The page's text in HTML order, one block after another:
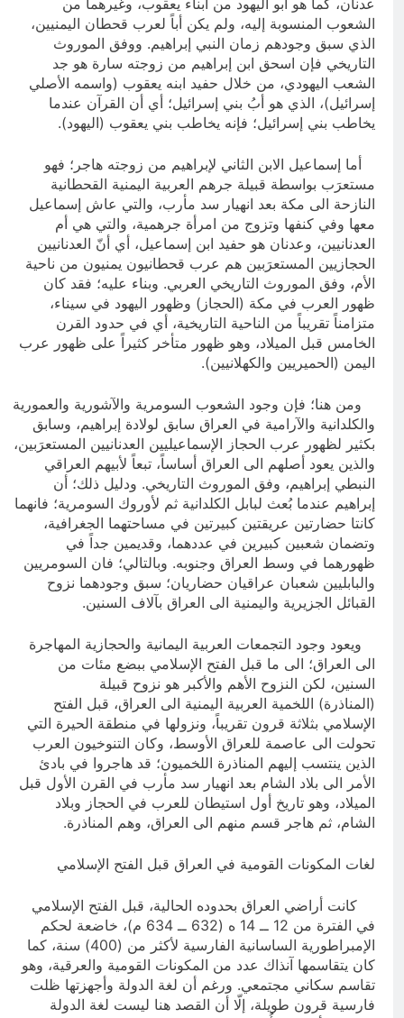
عدنان، كما هو أبو اليهود من أبناء يعقوب، وغيرهما من
الشعوب المنسوبة إليه، ولم يكن أباً لعرب قحطان اليمنيين،
الذي سبق وجودهم زمان النبي إبراهيم. ووفق الموروث
التاريخي فإن اسحق ابن إبراهيم من زوجته سارة هو جد
الشعب اليهودي، من خلال حفيد ابنه يعقوب (واسمه الأصلي
إسرائيل)، الذي هو أبُ بني إسرائيل؛ أي أن القرآن عندما
يخاطب بني إسرائيل؛ فإنه يخاطب بني يعقوب (اليهود).
أما إسماعيل الابن الثاني لإبراهيم من زوجته هاجر؛ فهو
مستعرَب بواسطة قبيلة جرهم العربية اليمنية القحطانية
النازحة الى مكة بعد انهيار سد مأرب، والتي عاش إسماعيل
معها وفي كنفها وتزوج من امرأة جرهمية، والتي هي أم
العدنانيين، وعدنان هو حفيد ابن إسماعيل، أي أنّ العدنانيين
الحجازيين المستعرَبين هم عرب قحطانيون يمنيون من ناحية
الأم، وفق الموروث التاريخي العربي. وبناء عليه؛ فقد كان
ظهور العرب في مكة (الحجاز) وظهور اليهود في سيناء،
متزامناً تقريباً من الناحية التاريخية، أي في حدود القرن
الخامس قبل الميلاد، وهو ظهور متأخر كثيراً على ظهور عرب
اليمن (الحميريين والكهلانيين).
ومن هنا؛ فإن وجود الشعوب السومرية والآشورية والعمورية
والكلدانية والآرامية في العراق سابق لولادة إبراهيم، وسابق
بكثير لظهور عرب الحجاز الإسماعيليين العدنانيين المستعرَبين،
والذين يعود أصلهم الى العراق أساساً، تبعاً لأبيهم العراقي
النبطي إبراهيم، وفق الموروث التاريخي. ودليل ذلك؛ أن
إبراهيم عندما بُعث لبابل الكلدانية ثم لأوروك السومرية؛ فانهما
كانتا حضارتين عريقتين كبيرتين في مساحتهما الجغرافية،
وتضمان شعبين كبيرين في عددهما، وقديمين جداً في
ظهورهما في وسط العراق وجنوبه. وبالتالي؛ فان السومريين
والبابليين شعبان عراقيان حضاريان؛ سبق وجودهما نزوح
القبائل الجزيرية واليمنية الى العراق بآلاف السنين.
ويعود وجود التجمعات العربية اليمانية والحجازية المهاجرة
الى العراق؛ الى ما قبل الفتح الإسلامي ببضع مئات من
السنين، لكن النزوح الأهم والأكبر هو نزوح قبيلة
(المناذرة) اللخمية العربية اليمنية الى العراق، قبل الفتح
الإسلامي بثلاثة قرون تقريباً، ونزولها في منطقة الحيرة التي
تحولت الى عاصمة للعراق الأوسط، وكان التنوخيون العرب
الذين ينتسب إليهم المناذرة اللخميون؛ قد هاجروا في بادئ
الأمر الى بلاد الشام بعد انهيار سد مأرب في القرن الأول قبل
الميلاد، وهو تاريخ أول استيطان للعرب في الحجاز وبلاد
الشام، ثم هاجر قسم منهم الى العراق، وهم المناذرة.
لغات المكونات القومية في العراق قبل الفتح الإسلامي
كانت أراضي العراق بحدوده الحالية، قبل الفتح الإسلامي
في الفترة من 12 ــ 14 ه (632 ــ 634 م)، خاضعة لحكم
الإمبراطورية الساسانية الفارسية لأكثر من (400) سنة، كما
كان يتقاسمها آنذاك عدد من المكونات القومية والعرقية، وهو
تقاسم سكاني مجتمعي. ورغم أن لغة الدولة وأجهزتها ظلت
فارسية قرون طويلة، إلّا أن القصد هنا ليست لغة الدولة